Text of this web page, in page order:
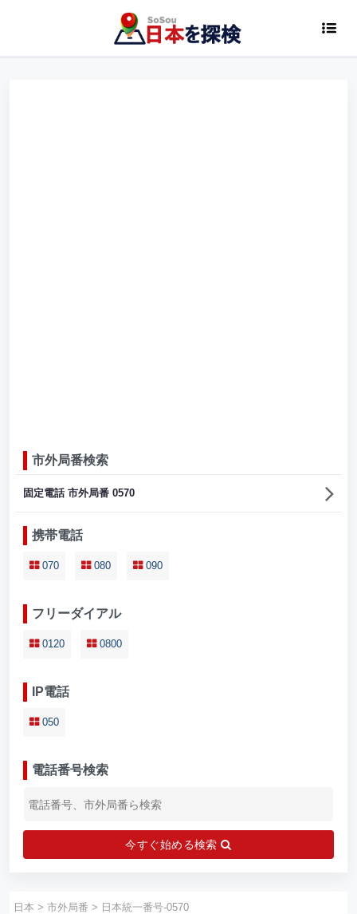
市外局番検索
固定電話 市外局番 0570
携帯電話
070 080 090
フリーダイアル
0120 0800
IP電話
050
電話番号検索
今すぐ始める検索
日本 > 市外局番 > 日本統一番号-0570